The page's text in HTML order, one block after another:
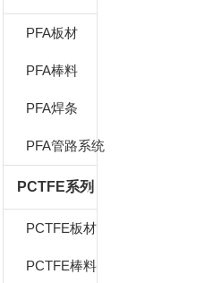
PFA板材
PFA棒料
PFA焊条
PFA管路系统
PCTFE系列
PCTFE板材
PCTFE棒料